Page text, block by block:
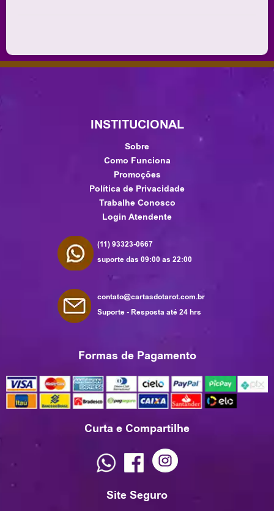
INSTITUCIONAL
Sobre
Como Funciona
Promoções
Política de Privacidade
Trabalhe Conosco
Login Atendente
(11) 93323-0667
suporte das 09:00 as 22:00
contato@cartasdotarot.com.br
Suporte - Resposta até 24 hrs
Formas de Pagamento
Curta e Compartilhe
Site Seguro